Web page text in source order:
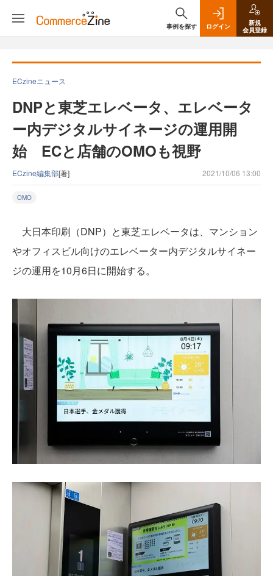
事例を探す ログイン
新規
会員登録
ECzineニュース
DNPと東芝エレベータ、エレベータ
ー内デジタルサイネージの運用開
始 ECと店舗のOMOも視野
ECzine編集部[著] 2021/10/06 13:00
OMO
大日本印刷（DNP）と東芝エレベータは、マンション
やオフィスビル向けのエレベーター内デジタルサイネー
ジの運用を10月6日に開始する。